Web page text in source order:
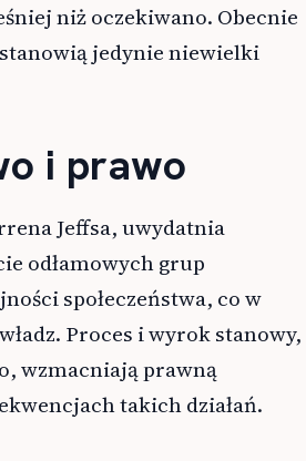
niż oczekiwano. Obecnie
jedynie niewielki
i prawo
Jeffsa, uwydatnia
odłamowych grup
społeczeństwa, co w
Proces i wyrok stanowy,
wzmacniają prawną
takich działań.